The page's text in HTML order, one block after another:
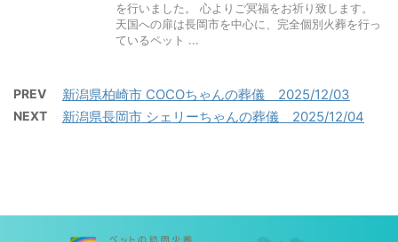
を行いました。 心よりご冥福をお祈り致します。
天国への扉は長岡市を中心に、完全個別火葬を行っ
ているペット ...
PREV 新潟県柏崎市 COCOちゃんの葬儀 2025/12/03
NEXT 新潟県長岡市 シェリーちゃんの葬儀 2025/12/04